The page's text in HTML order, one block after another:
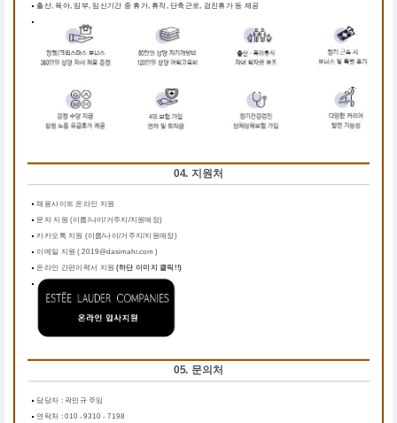
출산, 육아, 임부, 임신기간 중 휴가, 휴직, 단축근로, 검진휴가 등 제공
04. 지원처
채용사이트 온라인 지원
문자 지원 (이름/나이/거주지/지원매장)
카카오톡 지원 (이름/나이/거주지/지원매장)
이메일 지원 ( 2019@dasimahr.com )
온라인 간편이력서 지원 (하단 이미지 클릭!!)
05. 문의처
담당자 : 곽민규 주임
연락처 : 010 - 9310 - 7198